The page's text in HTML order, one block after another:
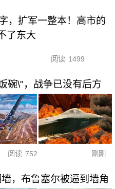
，扩军一整本！高市的
了东大
阅读 1499
碗\"，战争已没有后方
阅读 752 刚刚
，布鲁塞尔被逼到墙角